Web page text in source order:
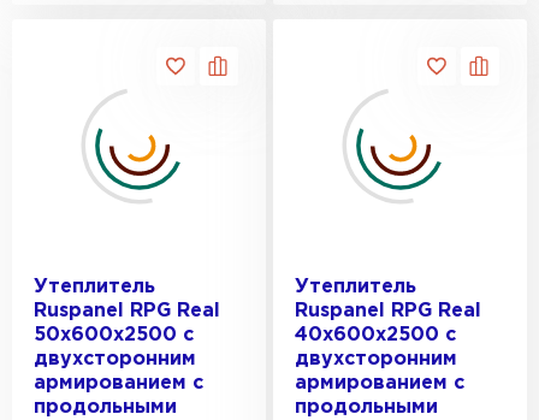
Утеплитель
Ruspanel RPG Real
50х600х2500 с
двухсторонним
армированием с
продольными
Утеплитель
Ruspanel RPG Real
40х600х2500 с
двухсторонним
армированием с
продольными
Утеплитель Ursa
Утеплитель Юматекс Термо
Гипсокартон